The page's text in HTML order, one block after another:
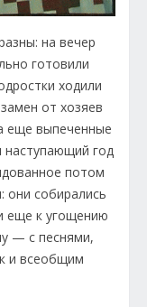
на вечер
готовили
ходили
от хозяев
еще выпеченные
год
потом
они собирались
еще к угощению
— с песнями,
и всеобщим